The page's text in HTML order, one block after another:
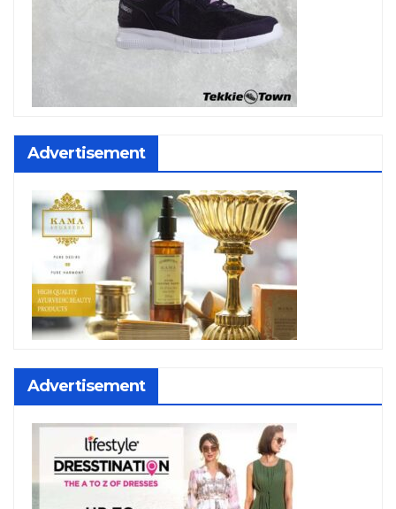
Advertisement
Advertisement